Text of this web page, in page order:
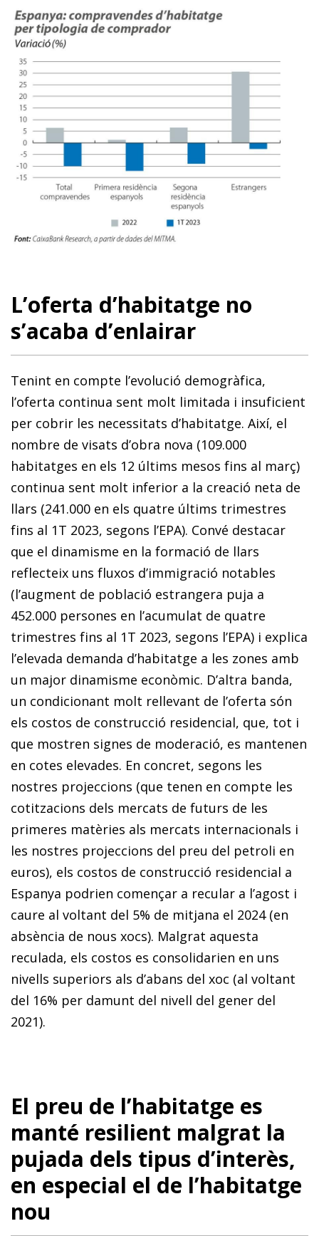
L’oferta d’habitatge no
s’acaba d’enlairar
Tenint en compte l’evolució demogràfica,
l’oferta continua sent molt limitada i insuficient
per cobrir les necessitats d’habitatge. Així, el
nombre de visats d’obra nova (109.000
habitatges en els 12 últims mesos fins al març)
continua sent molt inferior a la creació neta de
llars (241.000 en els quatre últims trimestres
fins al 1T 2023, segons l’EPA). Convé destacar
que el dinamisme en la formació de llars
reflecteix uns fluxos d’immigració notables
(l’augment de població estrangera puja a
452.000 persones en l’acumulat de quatre
trimestres fins al 1T 2023, segons l’EPA) i explica
l’elevada demanda d’habitatge a les zones amb
un major dinamisme econòmic. D’altra banda,
un condicionant molt rellevant de l’oferta són
els costos de construcció residencial, que, tot i
que mostren signes de moderació, es mantenen
en cotes elevades. En concret, segons les
nostres projeccions (que tenen en compte les
cotitzacions dels mercats de futurs de les
primeres matèries als mercats internacionals i
les nostres projeccions del preu del petroli en
euros), els costos de construcció residencial a
Espanya podrien començar a recular a l’agost i
caure al voltant del 5% de mitjana el 2024 (en
absència de nous xocs). Malgrat aquesta
reculada, els costos es consolidarien en uns
nivells superiors als d’abans del xoc (al voltant
del 16% per damunt del nivell del gener del
2021).
El preu de l’habitatge es
manté resilient malgrat la
pujada dels tipus d’interès,
en especial el de l’habitatge
nou